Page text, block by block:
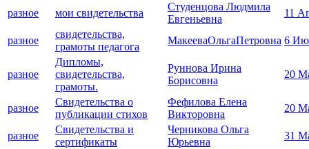
разное мои свидетельства
Студенцова Людмила
Евгеньевна
11
разное
свидетельства,
грамоты педагога
МакееваОльгаПетровна 6
разное
Дипломы,
свидетельства,
грамоты.
Руннова Ирина
Борисовна
20
разное
Свидетельства о
публикации стихов
Фефилова Елена
Викторовна
20
разное
Свидетельства и
сертификаты
Черникова Ольга
Юрьевна
31